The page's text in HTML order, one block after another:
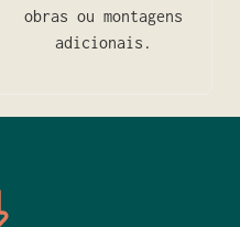
obras ou montagens
adicionais.